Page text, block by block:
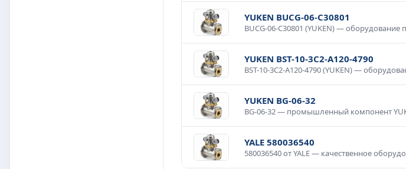
YUKEN BUCG-06-C30801
YUKEN BST-10-3C2-A120-4790
YUKEN BG-06-32
YALE 580036540